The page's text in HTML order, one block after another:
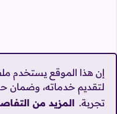
إن هذا الموقع يستخدم
لتقديم خدماته،
تجربة. المزيد من